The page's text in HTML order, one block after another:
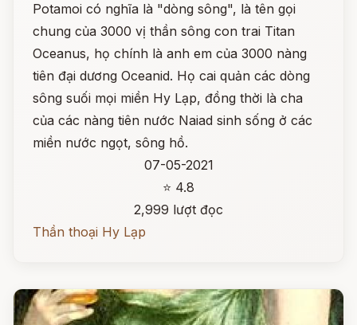
Potamoi có nghĩa là "dòng sông", là tên gọi
chung của 3000 vị thần sông con trai Titan
Oceanus, họ chính là anh em của 3000 nàng
tiên đại dương Oceanid. Họ cai quản các dòng
sông suối mọi miền Hy Lạp, đồng thời là cha
của các nàng tiên nước Naiad sinh sống ở các
miền nước ngọt, sông hồ.
07-05-2021
⭐ 4.8
2,999 lượt đọc
Thần thoại Hy Lạp